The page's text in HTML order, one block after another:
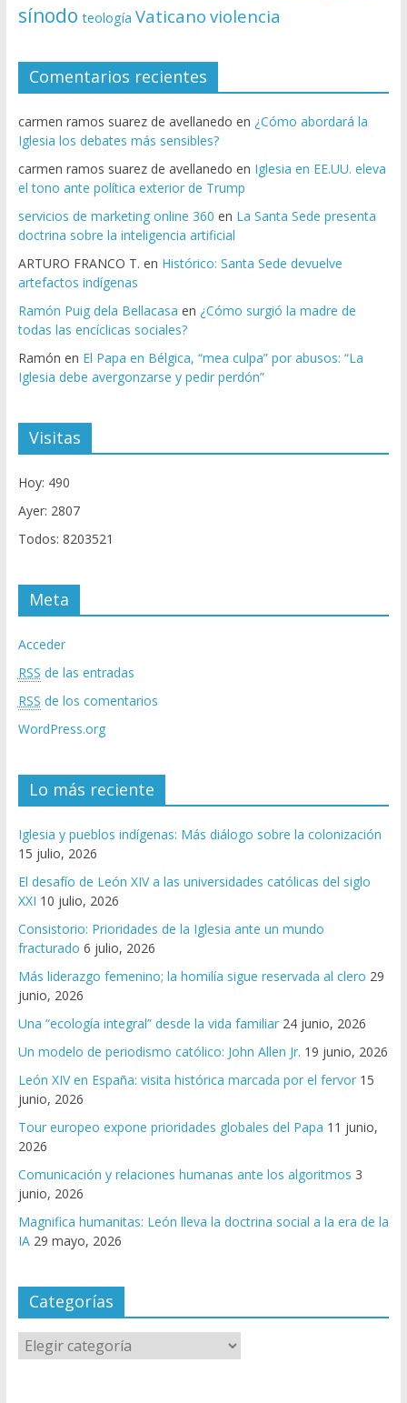
sínodo teología Vaticano violencia
Comentarios recientes
carmen ramos suarez de avellanedo en ¿Cómo abordará la
Iglesia los debates más sensibles?
carmen ramos suarez de avellanedo en Iglesia en EE.UU. eleva
el tono ante política exterior de Trump
servicios de marketing online 360 en La Santa Sede presenta
doctrina sobre la inteligencia artificial
ARTURO FRANCO T. en Histórico: Santa Sede devuelve
artefactos indígenas
Ramón Puig dela Bellacasa en ¿Cómo surgió la madre de
todas las encíclicas sociales?
Ramón en El Papa en Bélgica, “mea culpa” por abusos: “La
Iglesia debe avergonzarse y pedir perdón”
Visitas
Hoy: 490
Ayer: 2807
Todos: 8203521
Meta
Acceder
RSS de las entradas
RSS de los comentarios
WordPress.org
Lo más reciente
Iglesia y pueblos indígenas: Más diálogo sobre la colonización
15 julio, 2026
El desafío de León XIV a las universidades católicas del siglo
XXI 10 julio, 2026
Consistorio: Prioridades de la Iglesia ante un mundo
fracturado 6 julio, 2026
Más liderazgo femenino; la homilía sigue reservada al clero 29
junio, 2026
Una “ecología integral” desde la vida familiar 24 junio, 2026
Un modelo de periodismo católico: John Allen Jr. 19 junio, 2026
León XIV en España: visita histórica marcada por el fervor 15
junio, 2026
Tour europeo expone prioridades globales del Papa 11 junio,
2026
Comunicación y relaciones humanas ante los algoritmos 3
junio, 2026
Magnifica humanitas: León lleva la doctrina social a la era de la
IA 29 mayo, 2026
Categorías